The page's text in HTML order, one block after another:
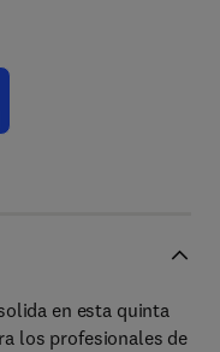
en esta quinta
los profesionales de